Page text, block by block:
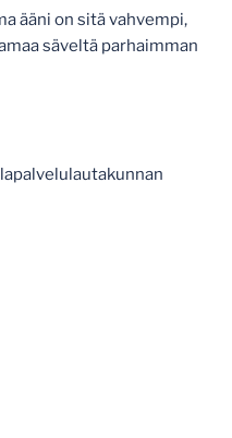
ääni on sitä vahvempi,
säveltä parhaimman